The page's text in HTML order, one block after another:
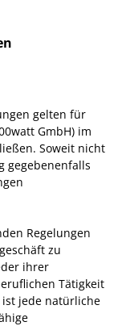
gelten für
GmbH) im
Soweit nicht
gegebenenfalls
Regelungen
zu
ihrer
Tätigkeit
jede natürliche